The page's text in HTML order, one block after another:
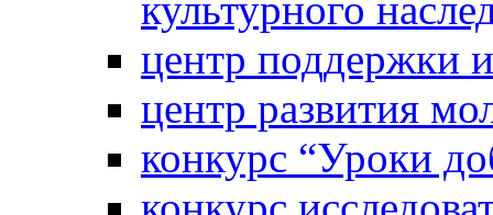
культурного
центр поддержки
центр развития
конкурс “Уроки